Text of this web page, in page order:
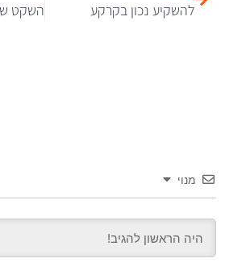
להשקיע נכון בקרקע
מנוי